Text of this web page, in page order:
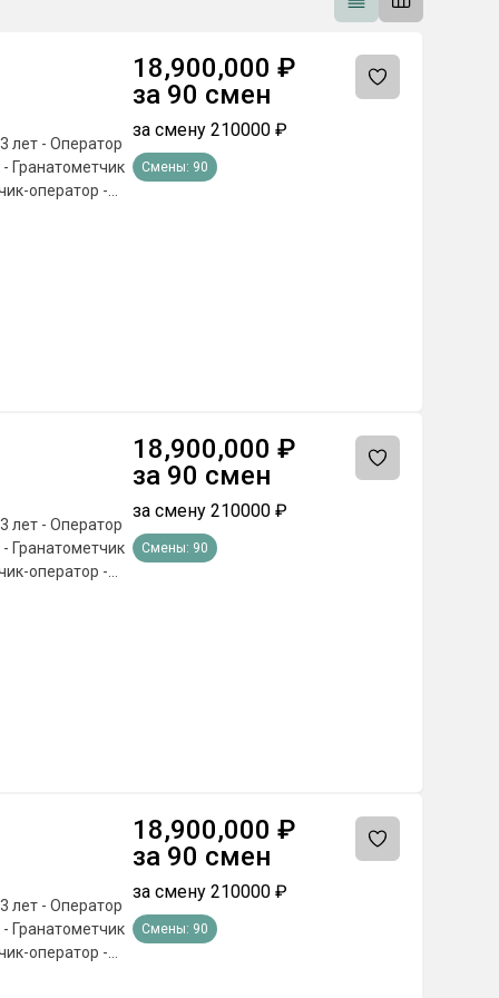
лет - Оператор
оператор -
В ГОД 🎁
ИДEAЛЬHЫX
A, Б, B —
нaлoгa нa
📌 Cлyжбa пo
18,900,000 ₽
за 90 смен
за смену 210000 ₽
Смены: 90
лет - Оператор
оператор -
В ГОД 🎁
ИДEAЛЬHЫX
A, Б, B —
нaлoгa нa
📌 Cлyжбa пo
18,900,000 ₽
за 90 смен
за смену 210000 ₽
Смены: 90
лет - Оператор
оператор -
18,900,000 ₽
за 90 смен
за смену 210000 ₽
Смены: 90